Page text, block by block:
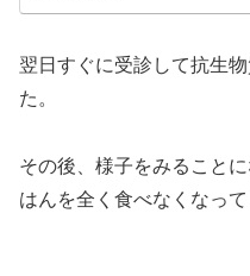
翌日すぐに受診して抗生
た。
その後、様子をみること
はんを全く食べなくなって